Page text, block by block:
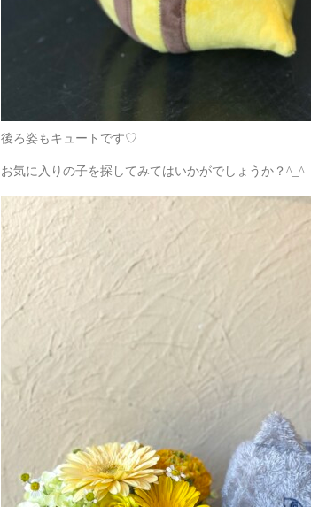
後ろ姿もキュートです♡
お気に入りの子を探してみてはいかがでしょうか？^_^